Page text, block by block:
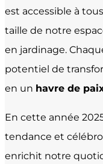
est accessible à
taille de notre
en jardinage.
potentiel de
en un havre de
En cette année
tendance et
enrichit notre